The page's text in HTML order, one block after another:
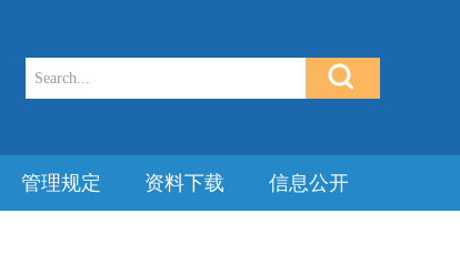
管理规定 资料下载 信息公开